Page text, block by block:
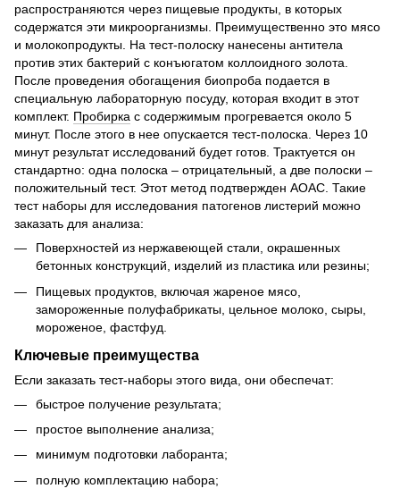
распространяются через пищевые продукты, в которых
содержатся эти микроорганизмы. Преимущественно это мясо
и молокопродукты. На тест-полоску нанесены антитела
против этих бактерий с конъюгатом коллоидного золота.
После проведения обогащения биопроба подается в
специальную лабораторную посуду, которая входит в этот
комплект. Пробирка с содержимым прогревается около 5
минут. После этого в нее опускается тест-полоска. Через 10
минут результат исследований будет готов. Трактуется он
стандартно: одна полоска – отрицательный, а две полоски –
положительный тест. Этот метод подтвержден АОАС. Такие
тест наборы для исследования патогенов листерий можно
заказать для анализа:
Поверхностей из нержавеющей стали, окрашенных
бетонных конструкций, изделий из пластика или резины;
Пищевых продуктов, включая жареное мясо,
замороженные полуфабрикаты, цельное молоко, сыры,
мороженое, фастфуд.
Ключевые преимущества
Если заказать тест-наборы этого вида, они обеспечат:
быстрое получение результата;
простое выполнение анализа;
минимум подготовки лаборанта;
полную комплектацию набора;